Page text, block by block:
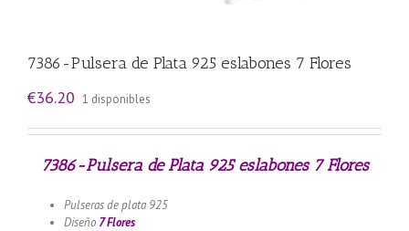
7386-Pulsera de Plata 925 eslabones 7 Flores
€36.20 1 disponibles
7386-Pulsera de Plata 925 eslabones 7 Flores
Pulseras de plata 925
Diseño 7 Flores